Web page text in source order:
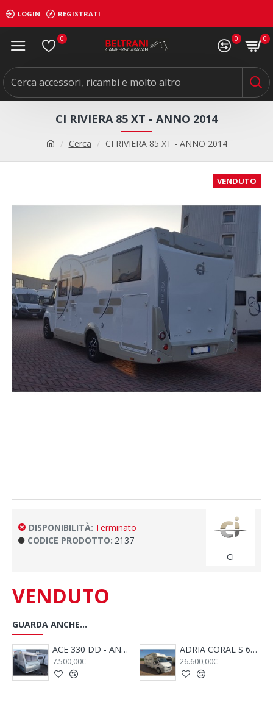
LOGIN REGISTRATI
0 0 0
Cerca CI RIVIERA 85 XT - ANNO 2014
CI RIVIERA 85 XT - ANNO 2014
VENDUTO
DISPONIBILITÀ: Terminato
CODICE PRODOTTO: 2137
Ci
VENDUTO
GUARDA ANCHE...
ACE 330 DD - ANNO 2009
7.500,00€
ADRIA CORAL S 680 SP - 2005
26.600,00€